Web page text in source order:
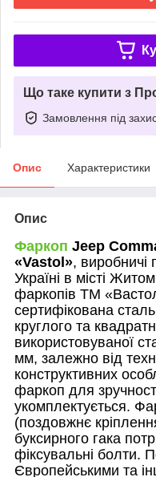
Що таке купити з
Замовлення під
Опис Характеристики
Опис
Фаркоп Jeep
«Vastol», виробничі
Україні в місті
фаркопів ТМ
сертифікована
круглого та
використовуваної
мм, залежно від
конструктивних
фаркоп для
укомплектується.
(поздовжнє
буксирного гака
фіксувальні болти.
Європейськими та